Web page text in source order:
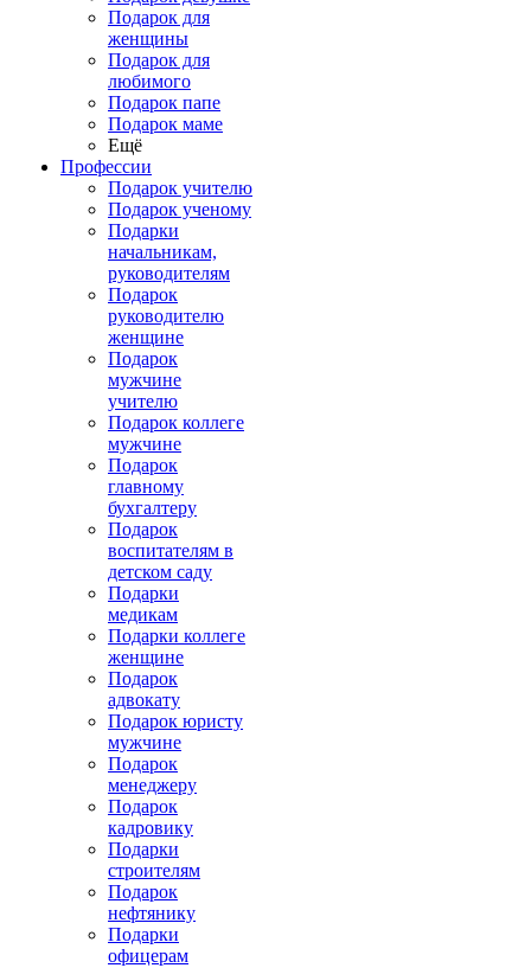
Подарок для
женщины
Подарок для
любимого
Подарок папе
Подарок маме
Ещё
Профессии
Подарок учителю
Подарок ученому
Подарки
начальникам,
руководителям
Подарок
руководителю
женщине
Подарок
мужчине
учителю
Подарок коллеге
мужчине
Подарок
главному
бухгалтеру
Подарок
воспитателям в
детском саду
Подарки
медикам
Подарки коллеге
женщине
Подарок
адвокату
Подарок юристу
мужчине
Подарок
менеджеру
Подарок
кадровику
Подарки
строителям
Подарок
нефтянику
Подарки
офицерам